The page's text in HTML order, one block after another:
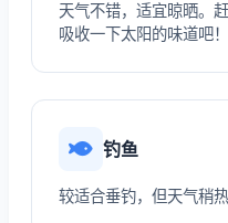
天气不错，适宜晾晒。
吸收一下太阳的味道吧！
钓鱼
较适合垂钓，但天气稍